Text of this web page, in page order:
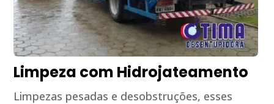
Limpeza com Hidrojateamento
Limpezas pesadas e desobstruções, esses